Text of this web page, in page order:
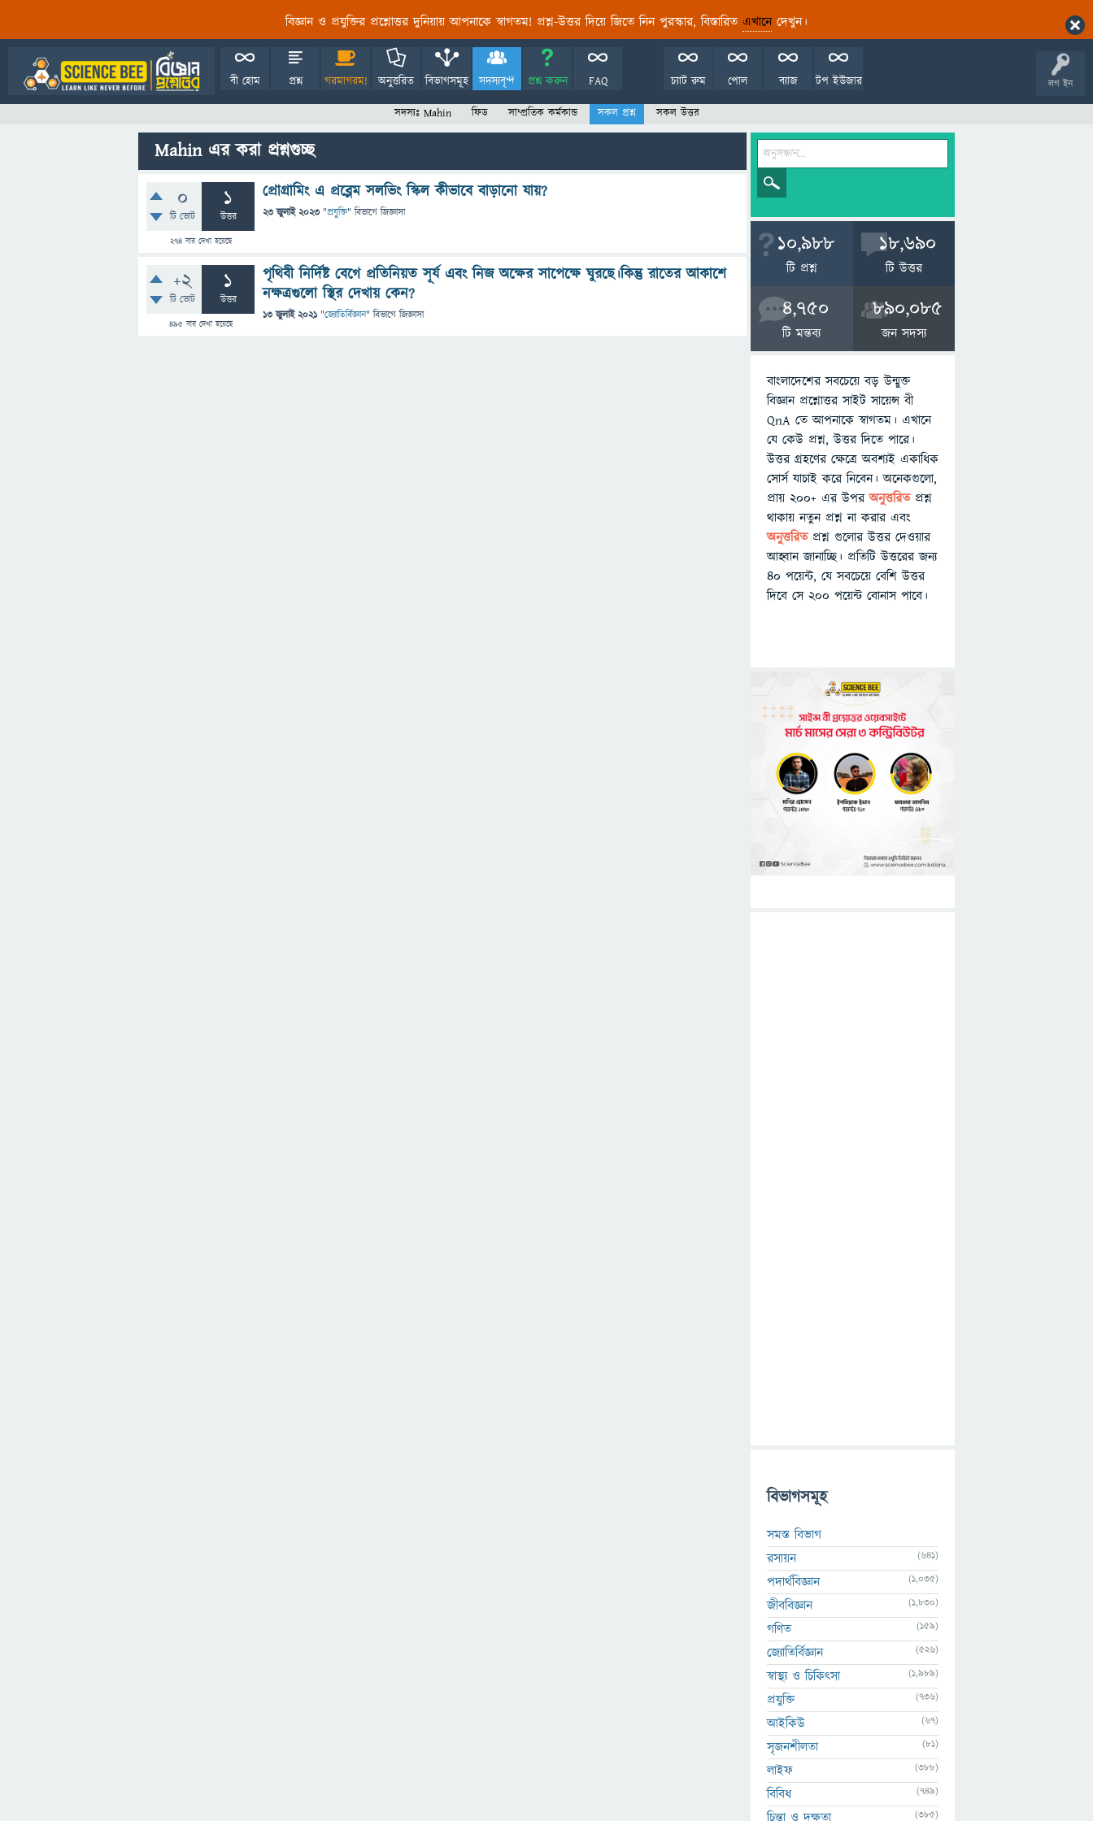
বিজ্ঞান ও প্রযুক্তির প্রশ্নোত্তর দুনিয়ায় আপনাকে স্বাগতম! প্রশ্ন-উত্তর দিয়ে জিতে নিন পুরস্কার, বিস্তারিত এখানেদেখুন।
লগ ইন
বী হোম প্রশ্ন গরমাগরম! অনুত্তরিত বিভাগসমূহ সদস্যবৃন্দ প্রশ্ন করুন FAQ টপ ইউজার
ব্যাজ
পোল
চ্যাট রুম
সদস্যঃ Mahin ফিড সাম্প্রতিক কর্মকান্ড সকল প্রশ্ন সকল উত্তর
Mahin এর করা প্রশ্নগুচ্ছ
0
টি ভোট
1
উত্তর
274বার দেখা হয়েছে
প্রোগ্রামিং এ প্রব্লেম সলভিং স্কিল কীভাবে বাড়ানো যায়?
23 জুলাই 2023 "প্রযুক্তি" বিভাগে জিজ্ঞাসা
+2
টি ভোট
1
উত্তর
495বার দেখা হয়েছে
পৃথিবী নির্দিষ্ট বেগে প্রতিনিয়ত সূর্য এবং নিজ অক্ষের সাপেক্ষে ঘুরছে।কিন্তু রাতের আকাশে
নক্ষত্রগুলো স্থির দেখায় কেন?
13 জুলাই 2021 "জ্যোতির্বিজ্ঞান" বিভাগে জিজ্ঞাসা
10,988
টি প্রশ্ন
18,690
টি উত্তর
4,750
টি মন্তব্য
890,085
জন সদস্য
বাংলাদেশের সবচেয়ে বড় উন্মুক্ত
বিজ্ঞান প্রশ্নোত্তর সাইট সায়েন্স বী
QnA তে আপনাকে স্বাগতম। এখানে
যে কেউ প্রশ্ন, উত্তর দিতে পারে।
উত্তর গ্রহণের ক্ষেত্রে অবশ্যই একাধিক
সোর্স যাচাই করে নিবেন। অনেকগুলো,
প্রায় ২০০+ এর উপরঅনুত্তরিতপ্রশ্ন
থাকায় নতুন প্রশ্ন না করার এবং
অনুত্তরিত প্রশ্ন গুলোর উত্তর দেওয়ার
আহ্বান জানাচ্ছি। প্রতিটি উত্তরের জন্য
৪০ পয়েন্ট, যে সবচেয়ে বেশি উত্তর
দিবে সে ২০০ পয়েন্ট বোনাস পাবে।
বিভাগসমূহ
সমস্ত বিভাগ
রসায়ন
(641)
পদার্থবিজ্ঞান (1,035)
জীববিজ্ঞান (1,830)
গণিত (159)
জ্যোতির্বিজ্ঞান (526)
স্বাস্থ্য ও চিকিৎসা (1,989)
প্রযুক্তি (736)
আইকিউ (67)
সৃজনশীলতা (81)
লাইফ (388)
বিবিধ (749)
চিন্তা ও দক্ষতা (385)